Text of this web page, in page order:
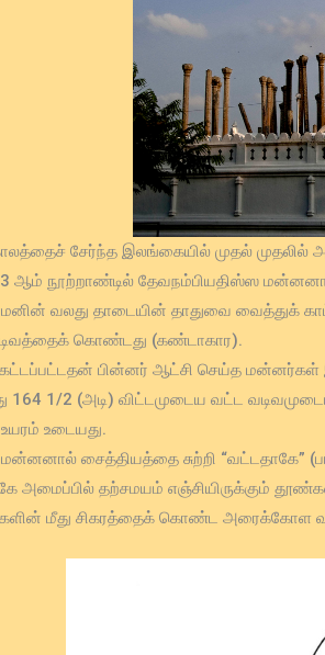
காலத்தைச் சேர்ந்த இலங்கையில் முதல்
ஆம் நூற்றாண்டில் தேவநம்பியதிஸ்ஸ
வலது தாடையின் தாதுவை வைத்துக்
கொண்டது (கண்டாகார).
பின்னர் ஆட்சி செய்த மன்னர்கள்
164 1/2 (அடி) விட்டமுடைய வட்ட
உடையது.
சைத்தியத்தை சுற்றி “வட்டதாகே”
அமைப்பில் தற்சமயம் எஞ்சியிருக்கும்
மீது சிகரத்தைக் கொண்ட அரைக்கோள